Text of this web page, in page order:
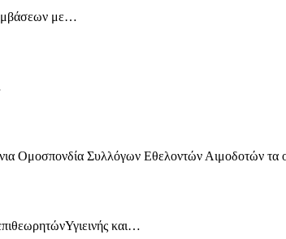
με…
Ομοσπονδία Συλλόγων Εθελοντών Αιμοδοτών
και…